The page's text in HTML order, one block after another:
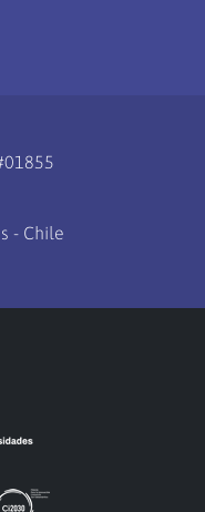
- Chile